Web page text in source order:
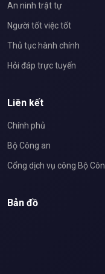
An ninh trật tự
Người tốt việc tốt
Thủ tục hành chính
Hỏi đáp trực tuyến
Liên kết
Chính phủ
Bộ Công an
Cổng dịch vụ công Bộ
Bản đồ